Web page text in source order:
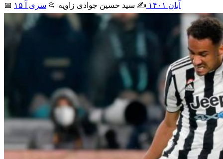
📅 ۱۵ آبان ۱۴۰۱ ✍️ سید حسین جوادی زاويه 📂 سری آ